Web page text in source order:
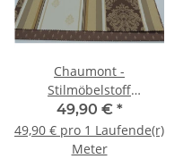
Chaumont -
Stilmöbelstoff
Barockstoff
49,90 € *
49,90 € pro 1 Laufende(r)
Meter